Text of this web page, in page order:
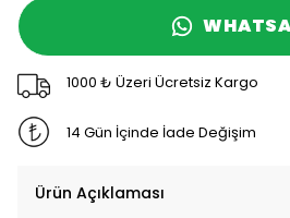
1000 ₺ Üzeri Ücretsiz Kargo
14 Gün İçinde İade Değişim
Ürün Açıklaması